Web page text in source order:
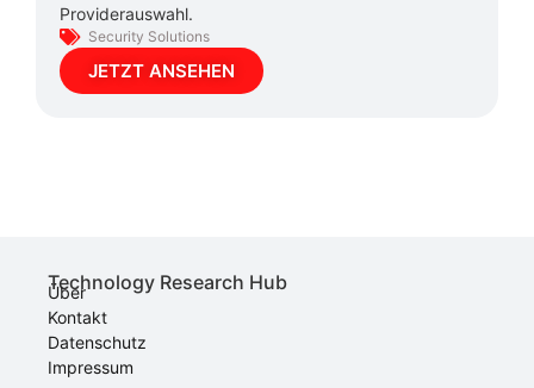
Providerauswahl.
Security Solutions
JETZT ANSEHEN
Technology Research Hub
Über
Kontakt
Datenschutz
Impressum